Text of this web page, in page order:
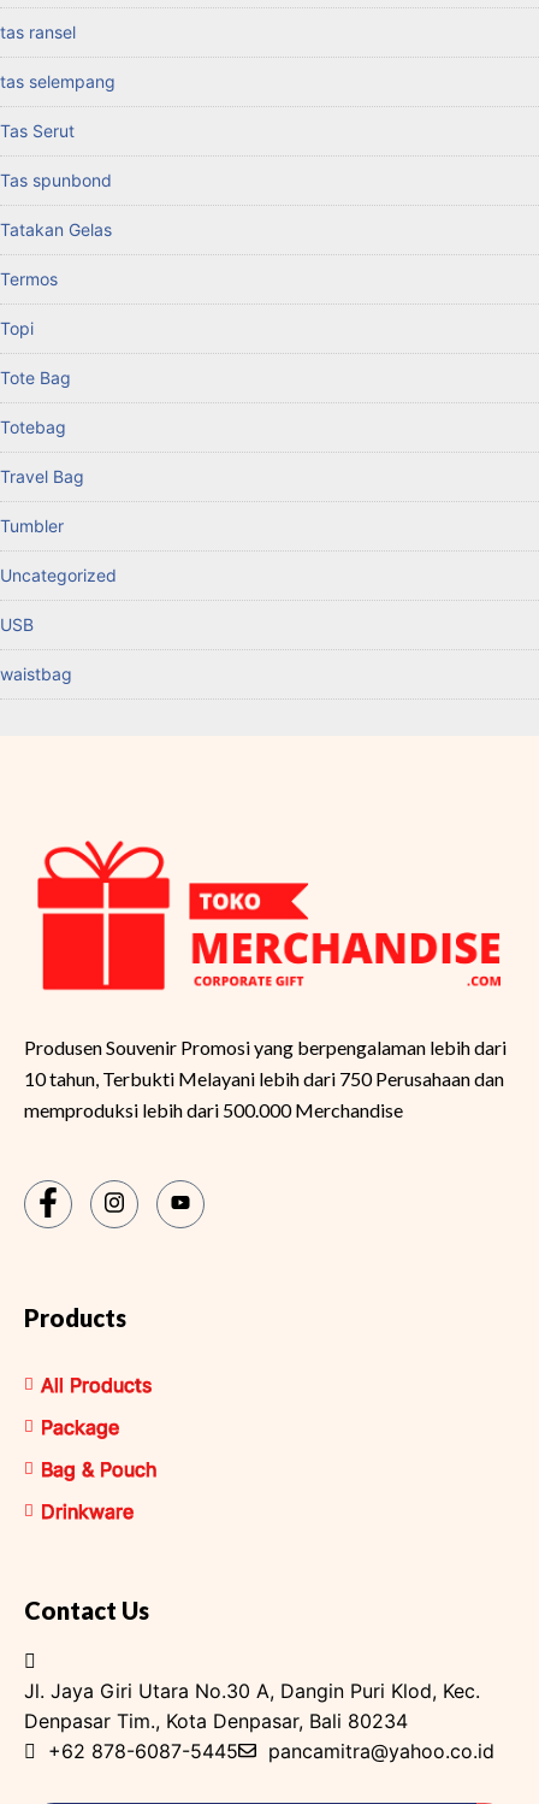
tas ransel
tas selempang
Tas Serut
Tas spunbond
Tatakan Gelas
Termos
Topi
Tote Bag
Totebag
Travel Bag
Tumbler
Uncategorized
USB
waistbag
Produsen Souvenir Promosi yang berpengalaman lebih dari
10 tahun, Terbukti Melayani lebih dari 750 Perusahaan dan
memproduksi lebih dari 500.000 Merchandise
Products
All Products
Package
Bag & Pouch
Drinkware
Contact Us
Jl. Jaya Giri Utara No.30 A, Dangin Puri Klod, Kec.
Denpasar Tim., Kota Denpasar, Bali 80234
+62 878-6087-5445
pancamitra@yahoo.co.id